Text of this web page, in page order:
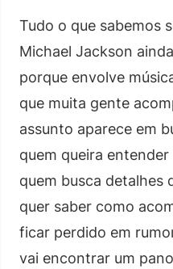
Tudo o que sabemos
Michael Jackson
porque envolve
que muita gente
assunto aparece em
quem queira
quem busca detalhes
quer saber como
ficar perdido em
vai encontrar um